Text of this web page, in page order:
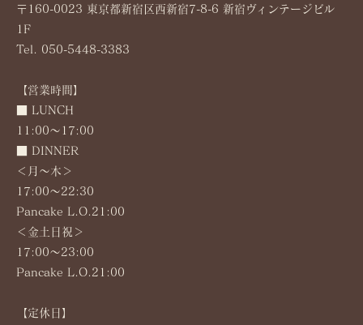
〒160-0023 東京都新宿区西新宿7-8-6 新宿ヴィンテージビル
1F
Tel. 050-5448-3383
【営業時間】
■ LUNCH
11:00～17:00
■ DINNER
＜月〜木＞
17:00～22:30
Pancake L.O.21:00
＜金土日祝＞
17:00～23:00
Pancake L.O.21:00
【定休日】